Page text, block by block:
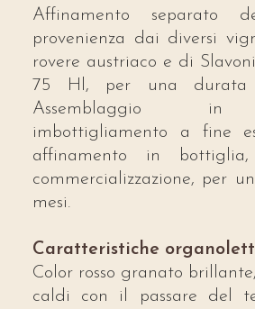
Affinamento separato
provenienza dai diversi
rovere austriaco e di
75 Hl, per una
Assemblaggio in
imbottigliamento a fine
affinamento in
commercializzazione, per
mesi.
Caratteristiche
Color rosso granato
caldi con il passare del